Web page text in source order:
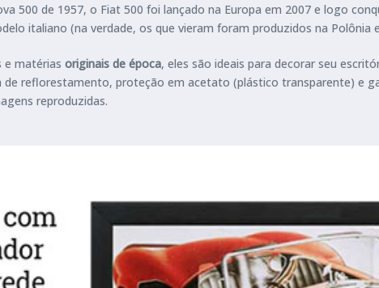
500 de 1957, o Fiat 500 foi lançado na Europa em 2007 e logo
italiano (na verdade, os que vieram foram produzidos na Polônia
e matérias originais de época, eles são ideais para decorar seu
reflorestamento, proteção em acetato (plástico transparente) e
reproduzidas.